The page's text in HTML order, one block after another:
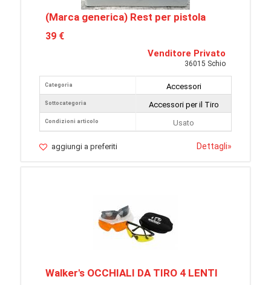
(Marca generica) Rest per pistola
39 €
Venditore Privato
36015 Schio
Categoria
Sottocategoria
Condizioni articolo
Accessori
Accessori per il Tiro
Usato
aggiungi a preferiti Dettagli»
Walker's OCCHIALI DA TIRO 4 LENTI